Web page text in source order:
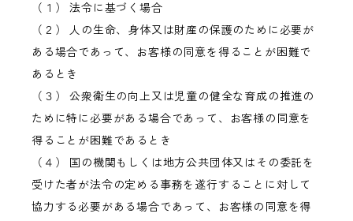
（１） 法令に基づく場合
（２） 人の生命、身体又は財産の保護のために必要が
ある場合であって、お客様の同意を得ることが困難で
あるとき
（３） 公衆衛生の向上又は児童の健全な育成の推進の
ために特に必要がある場合であって、お客様の同意を
得ることが困難であるとき
（４） 国の機関もしくは地方公共団体又はその委託を
受けた者が法令の定める事務を遂行することに対して
協力する必要がある場合であって、お客様の同意を得